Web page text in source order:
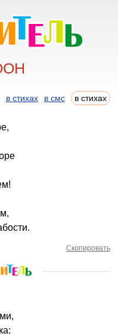
в стихах в смс в стихах
Скопировать